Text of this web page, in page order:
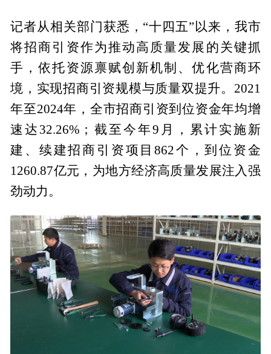
记者从相关部门获悉，“十四五”以来，我市
将招商引资作为推动高质量发展的关键抓
手，依托资源禀赋创新机制、优化营商环
境，实现招商引资规模与质量双提升。2021
年至2024年，全市招商引资到位资金年均增
速达32.26%；截至今年9月，累计实施新
建、续建招商引资项目862个，到位资金
1260.87亿元，为地方经济高质量发展注入强
劲动力。